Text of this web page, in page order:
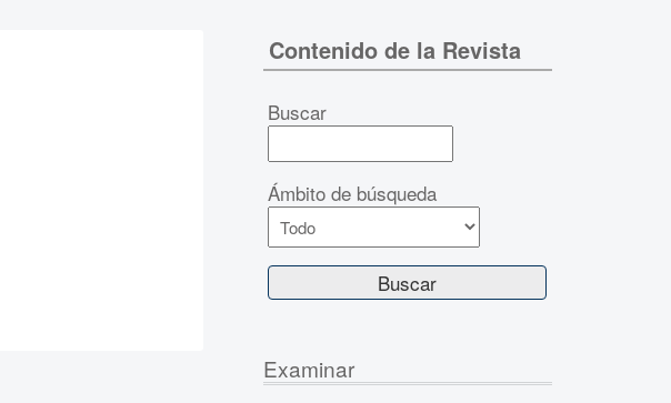
Contenido de la Revista
Buscar
Ámbito de búsqueda
Examinar